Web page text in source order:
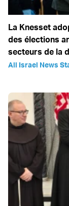
La Knesset
des élections
secteurs de la
All Israel News